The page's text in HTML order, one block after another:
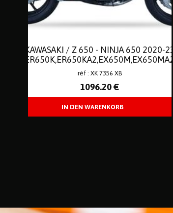
KAWASAKI / Z 650 - NINJA 650 2020-23
(ER650K,ER650KA2,EX650M,EX650MA2)
/ Z 650 RS 2022-23 // EURO 5
réf : XK 7356 XB
1096.20 €